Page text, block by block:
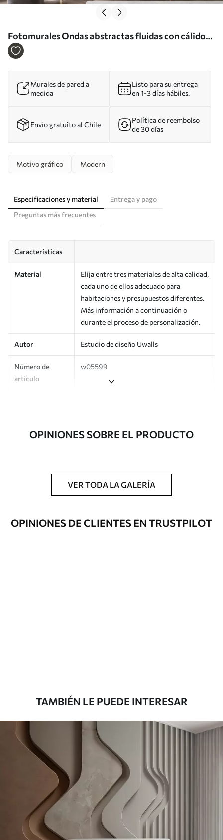
Fotomurales Ondas abstractas fluidas con cálidos
toques de madera, diseño contemporáneo
Murales de pared a
medida
Listo para su entrega
en 1-3 días hábiles.
Envío gratuito al Chile
Política de reembolso
de 30 días
Motivo gráfico Modern
Especificaciones y material
Entrega y pago
Preguntas más frecuentes
Características
Material
Elija entre tres materiales de alta calidad,
cada uno de ellos adecuado para
habitaciones y presupuestos diferentes.
Más información a continuación o
durante el proceso de personalización.
Autor Estudio de diseño Uwalls
Número de
artículo
w05599
Adicionalmente
Disponible con recubrimiento de barniz
esponja suave. Los murales de pared con
recubrimiento de barniz pueden
Método de
Hasta 360 cm de altura: aplicación sin
Vinilo Premium
43816.6726290.00$/m²
OPINIONES SOBRE EL PRODUCTO
VER TODA LA GALERÍA
OPINIONES DE CLIENTES EN TRUSTPILOT
TAMBIÉN LE PUEDE INTERESAR